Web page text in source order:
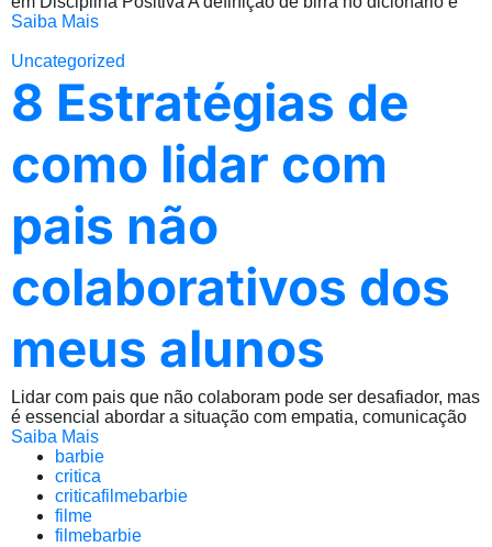
Saiba Mais
Uncategorized
8 Estratégias de
como lidar com
pais não
colaborativos dos
meus alunos
Lidar com pais que não colaboram pode ser desafiador, mas
é essencial abordar a situação com empatia, comunicação
Saiba Mais
barbie
critica
criticafilmebarbie
filme
filmebarbie